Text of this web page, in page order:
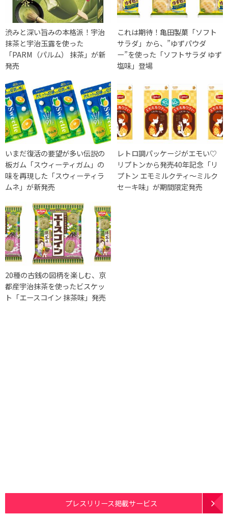
渋みと深い旨みの本格派！宇治
抹茶と宇治玉露を使った
「PARM（パルム） 抹茶」が新
発売
これは期待！亀田製菓「ソフト
サラダ」から、”ゆずパウダ
ー”を使った「ソフトサラダ ゆず
塩味」登場
いまだ復活の要望が多い伝説の
板ガム「スウィーティガム」の
味を再現した「スウィーティラ
ムネ」が新発売
レトロ調パッケージがエモい♡
リプトンから発売40年記念「リ
プトン エモミルクティ～ミルク
セーキ味」が期間限定発売
20種の古銭の図柄を楽しむ、京
都産宇治抹茶を使ったビスケッ
ト「エースコイン 抹茶味」発売
プレスリリース掲載サービス